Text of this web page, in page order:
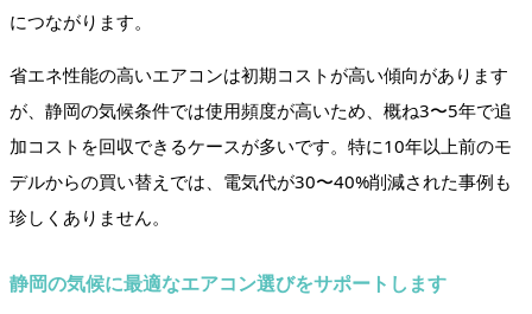
につながります。
省エネ性能の高いエアコンは初期コストが高い傾向があります
が、静岡の気候条件では使用頻度が高いため、概ね3〜5年で追
加コストを回収できるケースが多いです。特に10年以上前のモ
デルからの買い替えでは、電気代が30〜40%削減された事例も
珍しくありません。
静岡の気候に最適なエアコン選びをサポートします